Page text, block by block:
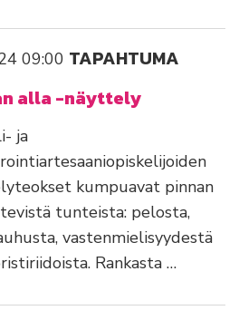
09:00 TAPAHTUMA
alla -näyttely
ja
kumpuavat pinnan
tunteista: pelosta,
vastenmielisyydestä
Rankasta …